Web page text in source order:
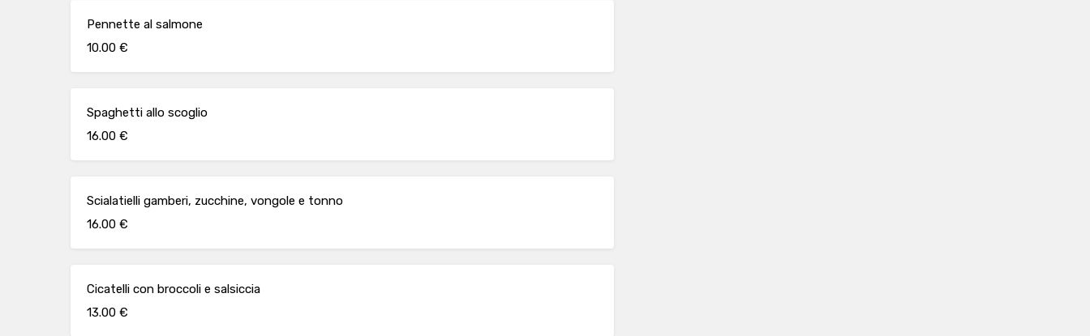
Pennette al salmone
10.00 €
Spaghetti allo scoglio
16.00 €
Scialatielli gamberi, zucchine, vongole e tonno
16.00 €
Cicatelli con broccoli e salsiccia
13.00 €